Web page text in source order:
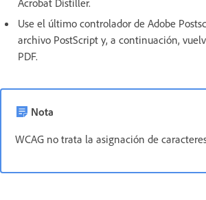
Acrobat Distiller.
Use el último controlador de Adobe
archivo PostScript y, a continuación,
PDF.
Nota
WCAG no trata la asignación de